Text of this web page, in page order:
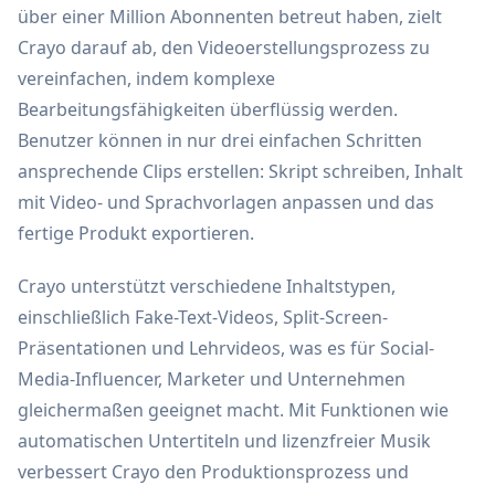
über einer Million Abonnenten betreut haben, zielt
Crayo darauf ab, den Videoerstellungsprozess zu
vereinfachen, indem komplexe
Bearbeitungsfähigkeiten überflüssig werden.
Benutzer können in nur drei einfachen Schritten
ansprechende Clips erstellen: Skript schreiben, Inhalt
mit Video- und Sprachvorlagen anpassen und das
fertige Produkt exportieren.
Crayo unterstützt verschiedene Inhaltstypen,
einschließlich Fake-Text-Videos, Split-Screen-
Präsentationen und Lehrvideos, was es für Social-
Media-Influencer, Marketer und Unternehmen
gleichermaßen geeignet macht. Mit Funktionen wie
automatischen Untertiteln und lizenzfreier Musik
verbessert Crayo den Produktionsprozess und